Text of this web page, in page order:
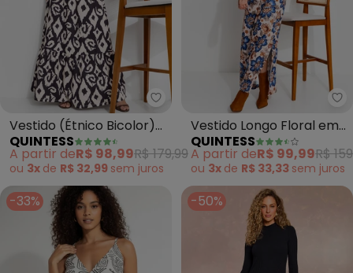
Quintess - Vestido (Étnico
Vestido (Étnico Bicolor)
em Malha Fria
QUINTESS
A partir deR$ 98,99R$ 179,99
ou 3x de R$ 32,99 sem juros
Vestido Longo Floral em
Malha Fria com Fenda
Lateral
QUINTESS
A partir deR$ 99,99R$
ou 3x de R$ 33,33 sem juros
-33% -50%